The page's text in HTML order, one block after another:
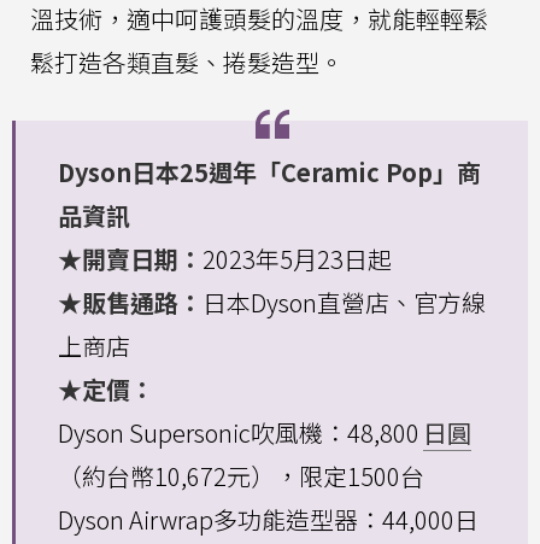
溫技術，適中呵護頭髮的溫度，就能輕輕鬆
鬆打造各類直髮、捲髮造型。
Dyson日本25週年「Ceramic Pop」商
品資訊
★開賣日期： 2023年5月23日起
★販售通路： 日本Dyson直營店、官方線
上商店
★定價：
Dyson Supersonic吹風機：48,800 日圓
（約台幣10,672元），限定1500台
Dyson Airwrap多功能造型器：44,000日